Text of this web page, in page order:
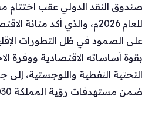
صندوق النقد الدولي عقب اختتام
للعام 2026م، والذي أكد
على الصمود في ظل التطورات
بقوة أساساته الاقتصادية ووفرة
التحتية النفطية واللوجستية، إلى
ضمن مستهدفات رؤية المملكة 2030.